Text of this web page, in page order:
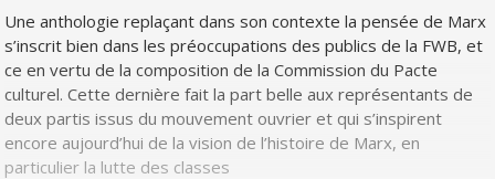
Une anthologie replaçant dans son contexte la pensée de Marx
s’inscrit bien dans les préoccupations des publics de la FWB, et
ce en vertu de la composition de la Commission du Pacte
culturel. Cette dernière fait la part belle aux représentants de
deux partis issus du mouvement ouvrier et qui s’inspirent
encore aujourd’hui de la vision de l’histoire de Marx, en
particulier la lutte des classes